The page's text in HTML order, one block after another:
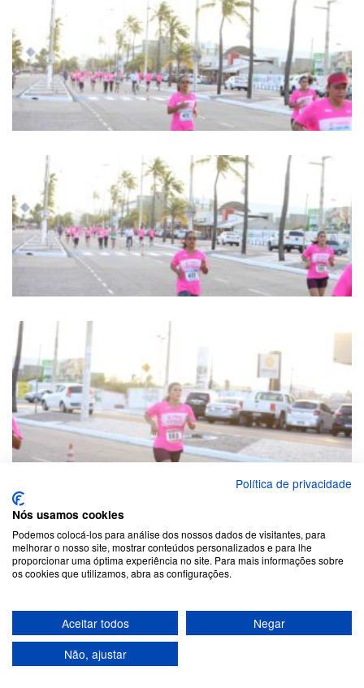
Política de privacidade
Nós usamos cookies
Podemos colocá-los para análise dos nossos dados de visitantes, para
melhorar o nosso site, mostrar conteúdos personalizados e para lhe
proporcionar uma óptima experiência no site. Para mais informações sobre
os cookies que utilizamos, abra as configurações.
Aceitar todos
Negar
Não, ajustar